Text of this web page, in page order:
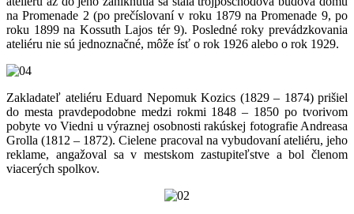
na Promenade 2 (po prečíslovaní v roku 1879 na Promenade 9, po
roku 1899 na Kossuth Lajos tér 9). Posledné roky prevádzkovania
ateliéru nie sú jednoznačné, môže ísť o rok 1926 alebo o rok 1929.
Zakladateľ ateliéru Eduard Nepomuk Kozics (1829 – 1874) prišiel
do mesta pravdepodobne medzi rokmi 1848 – 1850 po tvorivom
pobyte vo Viedni u výraznej osobnosti rakúskej fotografie Andreasa
Grolla (1812 – 1872). Cielene pracoval na vybudovaní ateliéru, jeho
reklame, angažoval sa v mestskom zastupiteľstve a bol členom
viacerých spolkov.